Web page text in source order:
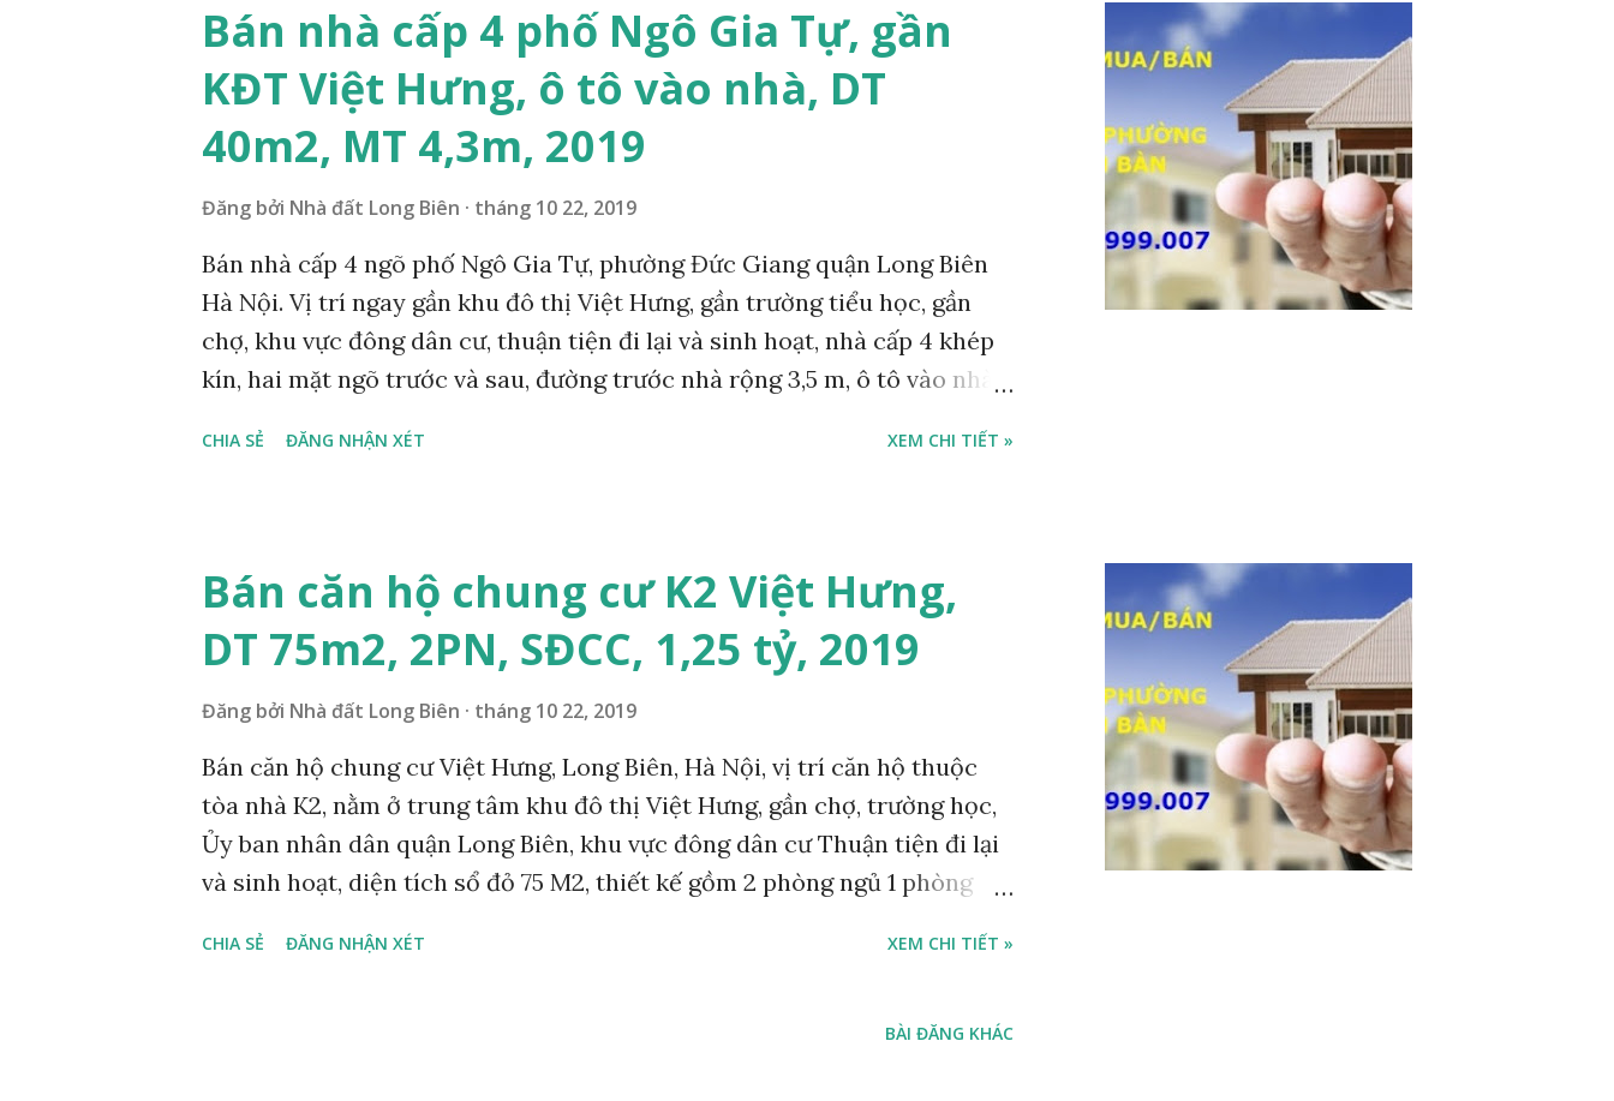
Bán nhà cấp 4 phố Ngô Gia Tự, gần
KĐT Việt Hưng, ô tô vào nhà, DT
40m2, MT 4,3m, 2019
Đăng bởi Nhà đất Long Biên tháng 10 22, 2019
Bán nhà cấp 4 ngõ phố Ngô Gia Tự, phường Đức Giang quận Long Biên
Hà Nội. Vị trí ngay gần khu đô thị Việt Hưng, gần trường tiểu học, gần
chợ, khu vực đông dân cư, thuận tiện đi lại và sinh hoạt, nhà cấp 4 khép
kín, hai mặt ngõ trước và sau, đường trước nhà rộng 3,5 m, ô tô vào nhà
sổ đỏ chính chủ, giá bán: 2,05 tỷ, có bớt với khách thiện chí mua. Liên hệ
CHIA SẺ ĐĂNG NHẬN XÉT XEM CHI TIẾT »
Bán căn hộ chung cư K2 Việt Hưng,
DT 75m2, 2PN, SĐCC, 1,25 tỷ, 2019
Đăng bởi Nhà đất Long Biên tháng 10 22, 2019
Bán căn hộ chung cư Việt Hưng, Long Biên, Hà Nội, vị trí căn hộ thuộc
tòa nhà K2, nằm ở trung tâm khu đô thị Việt Hưng, gần chợ, trường học,
Ủy ban nhân dân quận Long Biên, khu vực đông dân cư Thuận tiện đi lại
và sinh hoạt, diện tích sổ đỏ 75 M2, thiết kế gồm 2 phòng ngủ 1 phòng
tỷ, có bớt với khách thiện chí mua. Liên hệ Mr Cường hotline: 098 499
CHIA SẺ ĐĂNG NHẬN XÉT XEM CHI TIẾT »
BÀI ĐĂNG KHÁC